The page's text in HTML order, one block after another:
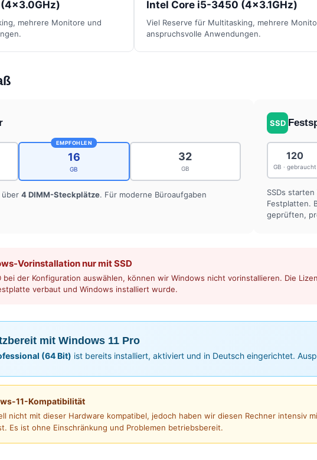
mehrere Monitore und
Intel Core i5-3450 (4x3.1GHz)
Viel Reserve für Multitasking, mehrere
anspruchsvolle Anwendungen.
EMPFOHLEN
16
GB
32
GB
über 4 DIMM-Steckplätze. Für moderne Büroaufgaben
SSD
120
GB · gebraucht
SSDs
Festplatten.
geprüften,
Vorinstallation nur mit SSD
bei der Konfiguration auswählen, können wir Windows nicht vorinstallieren. Die
verbaut und Windows installiert wurde.
mit Windows 11 Pro
(64 Bit) ist bereits installiert, aktiviert und in Deutsch eingerichtet.
11-Kompatibilität
nicht mit dieser Hardware kompatibel, jedoch haben wir diesen Rechner intensiv
Es ist ohne Einschränkung und Problemen betriebsbereit.